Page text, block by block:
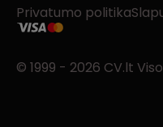
Privatumo politika
© 1999 - 2026 CV.lt